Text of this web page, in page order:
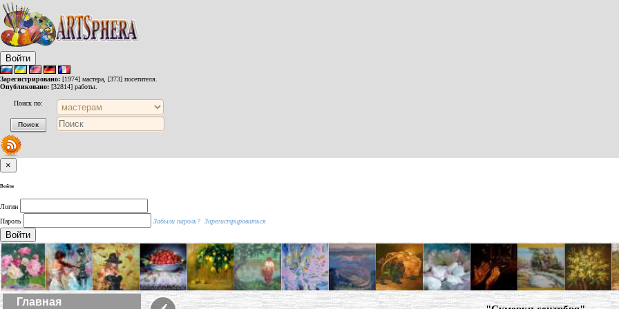
Войти
Зарегистрировано: [1974] мастера, [373] посетителя.
Опубликовано: [32814] работы.
Поиск по:
×
Войти
Логин
Пароль
Забыли пароль? Зарегистрироваться
Войти
Главная